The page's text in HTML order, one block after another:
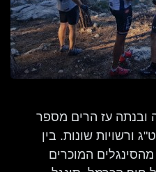
2010-2020 תכננה ובנתה עז הרים מספר
ורשויות שונות. בין
המוכרים